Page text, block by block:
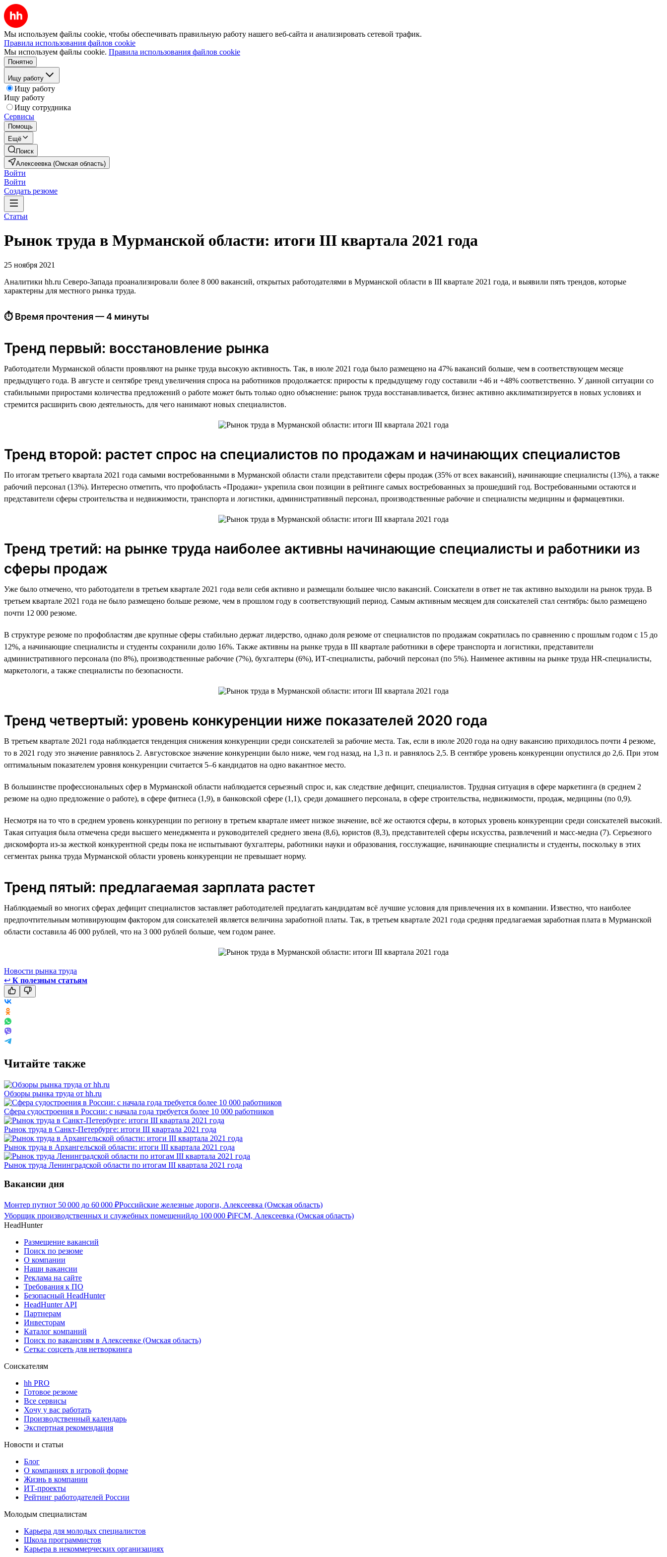
Мы используем файлы cookie, чтобы обеспечивать правильную работу нашего веб-сайта и анализировать сетевой трафик.
Правила использования файлов cookie
Мы используем файлы cookie. Правила использования файлов cookie
Понятно
Ищу работу
Ищу работу
Ищу работу
Ищу сотрудника
Сервисы
Помощь
Ещё
Поиск
Алексеевка (Омская область)
Войти
Войти
Создать резюме
Статьи
Рынок труда в Мурманской области: итоги III квартала 2021 года
25 ноября 2021
Аналитики hh.ru Северо-Запада проанализировали более 8 000 вакансий, открытых работодателями в Мурманской области в III квартале 2021 года, и выявили пять трендов, которые
характерны для местного рынка труда.
⏱ Время прочтения — 4 минуты
Тренд первый: восстановление рынка
Работодатели Мурманской области проявляют на рынке труда высокую активность. Так, в июле 2021 года было размещено на 47% вакансий больше, чем в соответствующем месяце
предыдущего года. В августе и сентябре тренд увеличения спроса на работников продолжается: приросты к предыдущему году составили +46 и +48% соответственно. У данной ситуации со
стабильными приростами количества предложений о работе может быть только одно объяснение: рынок труда восстанавливается, бизнес активно акклиматизируется в новых условиях и
стремится расширить свою деятельность, для чего нанимают новых специалистов.
Тренд второй: растет спрос на специалистов по продажам и начинающих специалистов
По итогам третьего квартала 2021 года самыми востребованными в Мурманской области стали представители сферы продаж (35% от всех вакансий), начинающие специалисты (13%), а также
рабочий персонал (13%). Интересно отметить, что профобласть «Продажи» укрепила свои позиции в рейтинге самых востребованных за прошедший год. Востребованными остаются и
представители сферы строительства и недвижимости, транспорта и логистики, административный персонал, производственные рабочие и специалисты медицины и фармацевтики.
Тренд третий: на рынке труда наиболее активны начинающие специалисты и работники из
сферы продаж
Уже было отмечено, что работодатели в третьем квартале 2021 года вели себя активно и размещали большее число вакансий. Соискатели в ответ не так активно выходили на рынок труда. В
третьем квартале 2021 года не было размещено больше резюме, чем в прошлом году в соответствующий период. Самым активным месяцем для соискателей стал сентябрь: было размещено
почти 12 000 резюме.
В структуре резюме по профобластям две крупные сферы стабильно держат лидерство, однако доля резюме от специалистов по продажам сократилась по сравнению с прошлым годом с 15 до
12%, а начинающие специалисты и студенты сохранили долю 16%. Также активны на рынке труда в III квартале работники в сфере транспорта и логистики, представители
административного персонала (по 8%), производственные рабочие (7%), бухгалтеры (6%), ИТ-специалисты, рабочий персонал (по 5%). Наименее активны на рынке труда HR-специалисты,
маркетологи, а также специалисты по безопасности.
Тренд четвертый: уровень конкуренции ниже показателей 2020 года
В третьем квартале 2021 года наблюдается тенденция снижения конкуренции среди соискателей за рабочие места. Так, если в июле 2020 года на одну вакансию приходилось почти 4 резюме,
то в 2021 году это значение равнялось 2. Августовское значение конкуренции было ниже, чем год назад, на 1,3 п. и равнялось 2,5. В сентябре уровень конкуренции опустился до 2,6. При этом
оптимальным показателем уровня конкуренции считается 5–6 кандидатов на одно вакантное место.
В большинстве профессиональных сфер в Мурманской области наблюдается серьезный спрос и, как следствие дефицит, специалистов. Трудная ситуация в сфере маркетинга (в среднем 2
резюме на одно предложение о работе), в сфере фитнеса (1,9), в банковской сфере (1,1), среди домашнего персонала, в сфере строительства, недвижимости, продаж, медицины (по 0,9).
Несмотря на то что в среднем уровень конкуренции по региону в третьем квартале имеет низкое значение, всё же остаются сферы, в которых уровень конкуренции среди соискателей высокий.
Такая ситуация была отмечена среди высшего менеджмента и руководителей среднего звена (8,6), юристов (8,3), представителей сферы искусства, развлечений и масс-медиа (7). Серьезного
дискомфорта из-за жесткой конкурентной среды пока не испытывают бухгалтеры, работники науки и образования, госслужащие, начинающие специалисты и студенты, поскольку в этих
сегментах рынка труда Мурманской области уровень конкуренции не превышает норму.
Тренд пятый: предлагаемая зарплата растет
Наблюдаемый во многих сферах дефицит специалистов заставляет работодателей предлагать кандидатам всё лучшие условия для привлечения их в компании. Известно, что наиболее
предпочтительным мотивирующим фактором для соискателей является величина заработной платы. Так, в третьем квартале 2021 года средняя предлагаемая заработная плата в Мурманской
области составила 46 000 рублей, что на 3 000 рублей больше, чем годом ранее.
Новости рынка труда
↩ К полезным статьям
Читайте также
Обзоры рынка труда от hh.ru
Сфера судостроения в России: с начала года требуется более 10 000 работников
Рынок труда в Санкт-Петербурге: итоги III квартала 2021 года
Рынок труда в Архангельской области: итоги III квартала 2021 года
Рынок труда Ленинградской области по итогам III квартала 2021 года
Вакансии дня
Монтер путиот 50 000 до 60 000 ₽Российские железные дороги, Алексеевка (Омская область)
Уборщик производственных и служебных помещенийдо 100 000 ₽iFCM, Алексеевка (Омская область)
HeadHunter
Размещение вакансий
Поиск по резюме
О компании
Наши вакансии
Реклама на сайте
Требования к ПО
Безопасный HeadHunter
HeadHunter API
Партнерам
Инвесторам
Каталог компаний
Поиск по вакансиям в Алексеевке (Омская область)
Сетка: соцсеть для нетворкинга
Соискателям
hh PRO
Готовое резюме
Все сервисы
Хочу у вас работать
Производственный календарь
Экспертная рекомендация
Новости и статьи
Блог
О компаниях в игровой форме
Жизнь в компании
ИТ-проекты
Рейтинг работодателей России
Молодым специалистам
Карьера для молодых специалистов
Школа программистов
Карьера в некоммерческих организациях